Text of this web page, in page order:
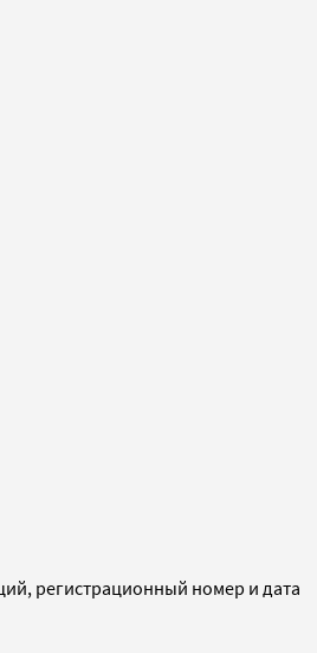
регистрационный номер и дата